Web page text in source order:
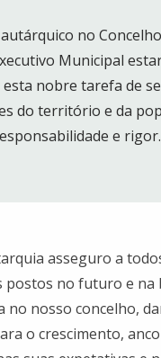
no
Municipal
nobre tarefa de
do território e da
e rigor.
asseguro a
postos no futuro e na
no nosso concelho,
o crescimento,